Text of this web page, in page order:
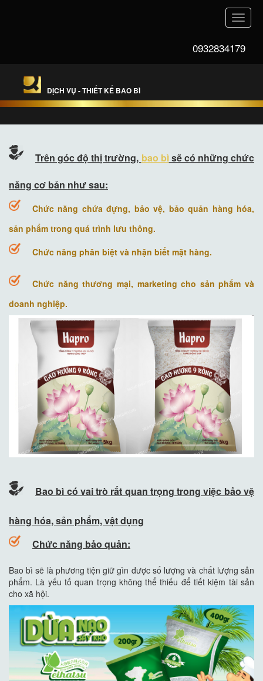
Toggle
0932834179
DỊCH VỤ - THIẾT KẾ BAO BÌ
Trên góc độ thị trường, bao bìsẽ có những chức
năng cơ bản như sau:
Chức năng chứa đựng, bảo vệ, bảo quản hàng hóa,
sản phẩm trong quá trình lưu thông.
Chức năng phân biệt và nhận biết mặt hàng.
Chức năng thương mại, marketing cho sản phẩm và
doanh nghiệp.
Bao bì có vai trò rất quan trọng trong việc bảo vệ
hàng hóa, sản phẩm, vật dụng
Chức năng bảo quản:
Bao bì sẽ là phương tiện giữ gìn được số lượng và chất lượng sản
phẩm. Là yếu tố quan trọng không thể thiếu để tiết kiệm tài sản
cho xã hội.